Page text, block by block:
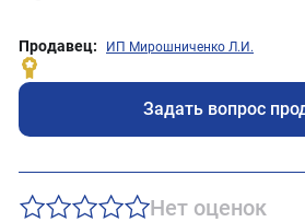
Продавец: ИП Мирошниченко Л.И.
Задать вопрос
Нет оценок